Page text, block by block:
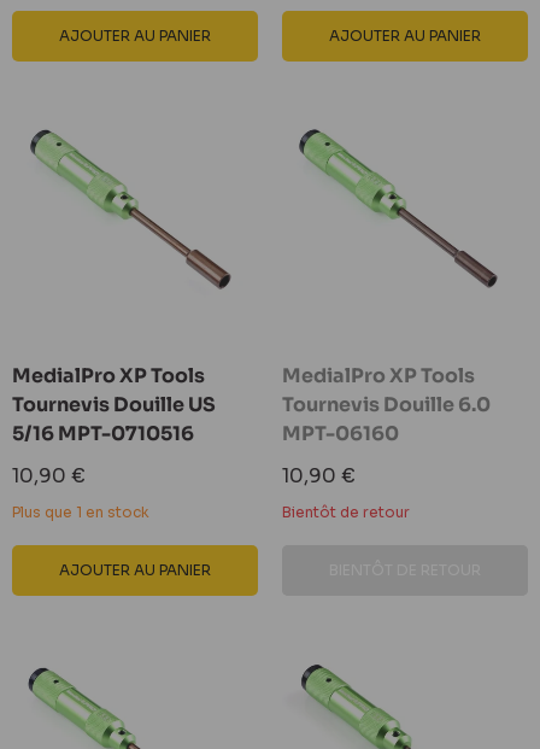
AJOUTER AU PANIER AJOUTER AU PANIER
MedialPro XP Tools
Tournevis Douille US
5/16 MPT-0710516
Prix
réduit
10,90 €
Plus que 1 en stock
AJOUTER AU PANIER
MedialPro XP Tools
Tournevis Douille 6.0
MPT-06160
Prix
réduit
10,90 €
Bientôt de retour